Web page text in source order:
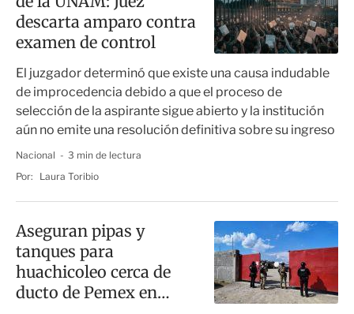
descarta amparo contra
examen de control
El juzgador determinó que existe una causa indudable
de improcedencia debido a que el proceso de
selección de la aspirante sigue abierto y la institución
aún no emite una resolución definitiva sobre su ingreso
Nacional
3 min de lectura
Por:
Laura Toribio
Aseguran pipas y
tanques para
huachicoleo cerca de
ducto de Pemex en